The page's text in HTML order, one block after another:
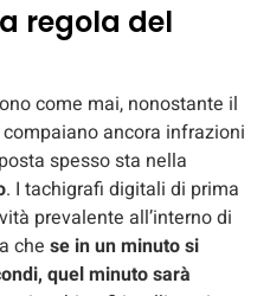
regola del
come mai, nonostante il
ancora infrazioni
spesso sta nella
. I tachigrafi digitali di prima
prevalente all’interno di
che se in un minuto si
quel minuto sarà